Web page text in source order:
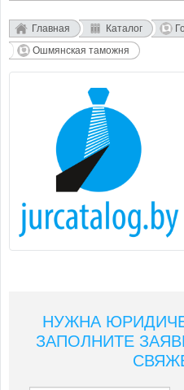
Главная Каталог
Ошмянская таможня
НУЖНА
ЗАПОЛНИТЕ